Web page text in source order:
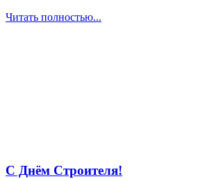
Читать полностью...
С Днём Строителя!